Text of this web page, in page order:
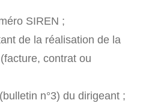
SIREN ;
de la réalisation de la
contrat ou
n°3) du dirigeant ;